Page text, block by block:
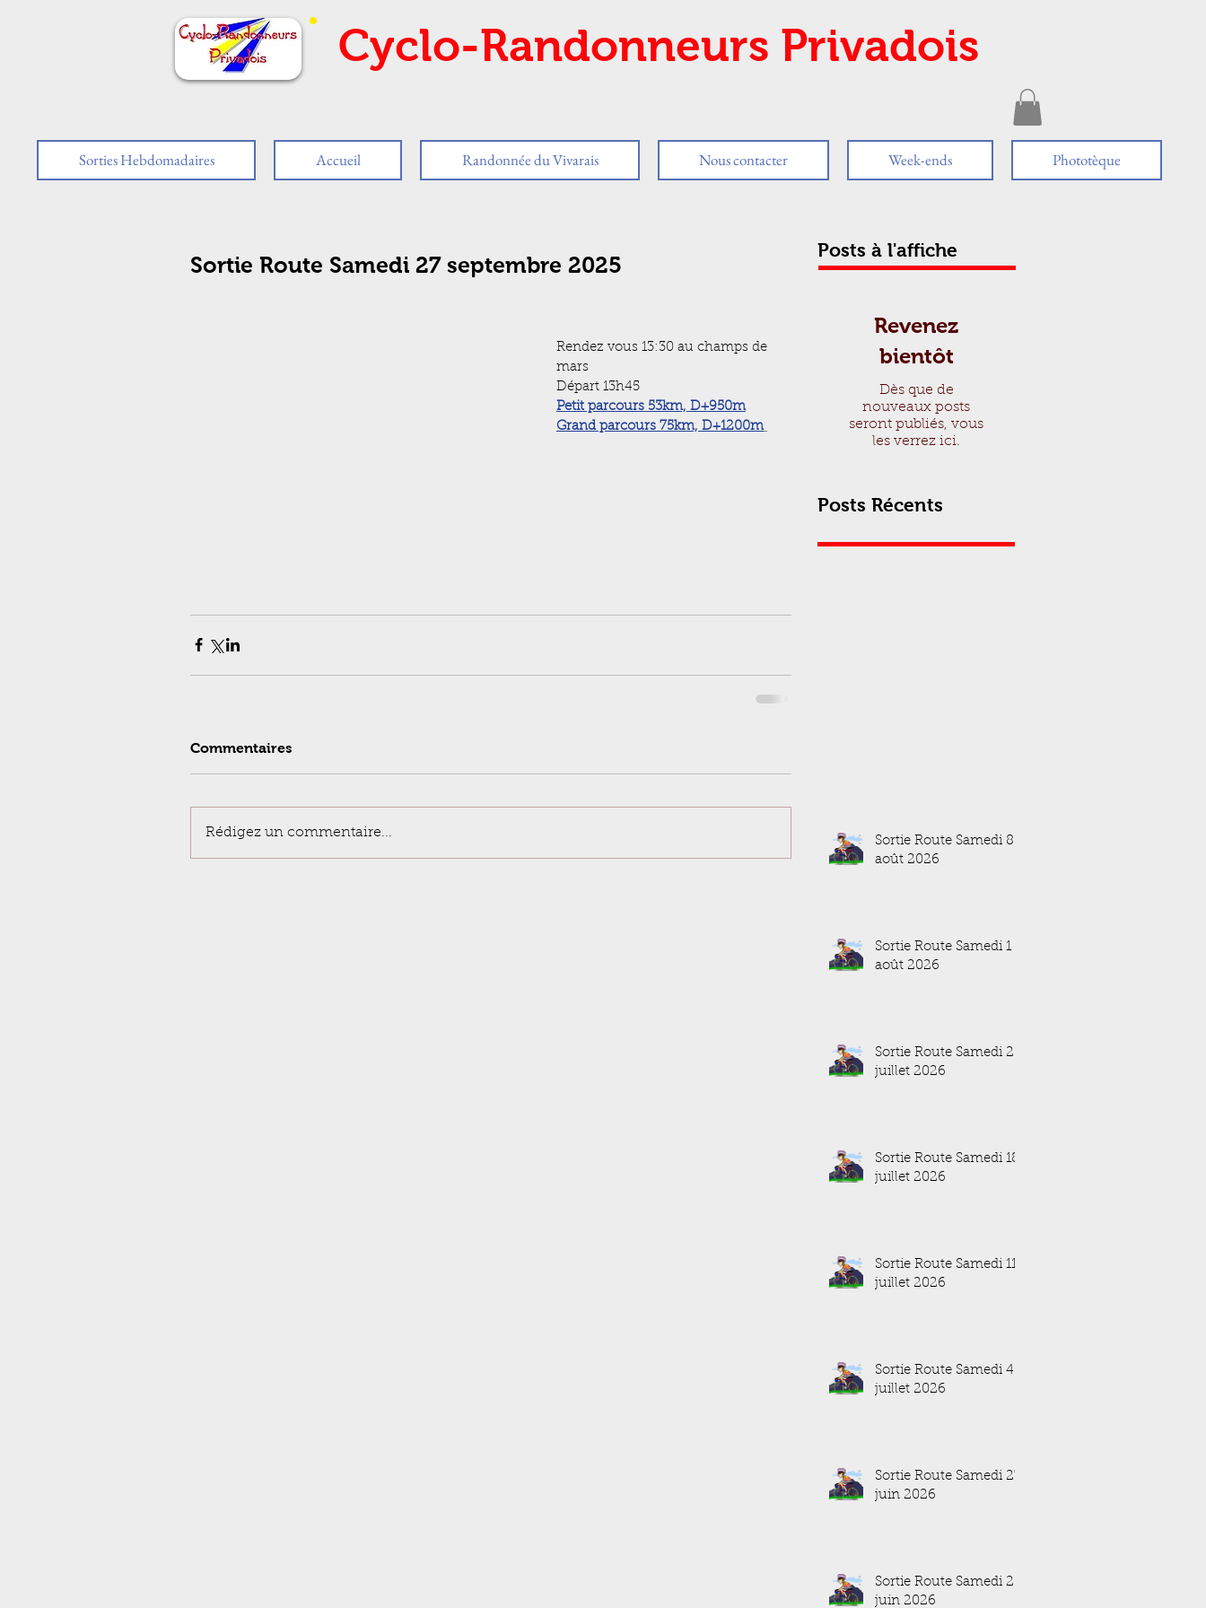
Cyclo-Randonneurs Privadois
Sorties Hebdomadaires Accueil Randonnée du Vivarais Nous contacter Week-ends Phototèque
Sortie Route Samedi 27 septembre 2025
Rendez vous 13:30 au champs de
mars
Départ 13h45
Petit parcours 53km, D+950m
Grand parcours 75km, D+1200m
Commentaires
Rédigez un commentaire...
Posts à l'affiche
Revenez
bientôt
Dès que de
nouveaux posts
seront publiés, vous
les verrez ici.
Posts Récents
Sortie Route Samedi 8
août 2026
Sortie Route Samedi 1
août 2026
Sortie Route Samedi 25
juillet 2026
Sortie Route Samedi 18
juillet 2026
Sortie Route Samedi 11
juillet 2026
Sortie Route Samedi 4
juillet 2026
Sortie Route Samedi 27
juin 2026
Sortie Route Samedi 20
juin 2026